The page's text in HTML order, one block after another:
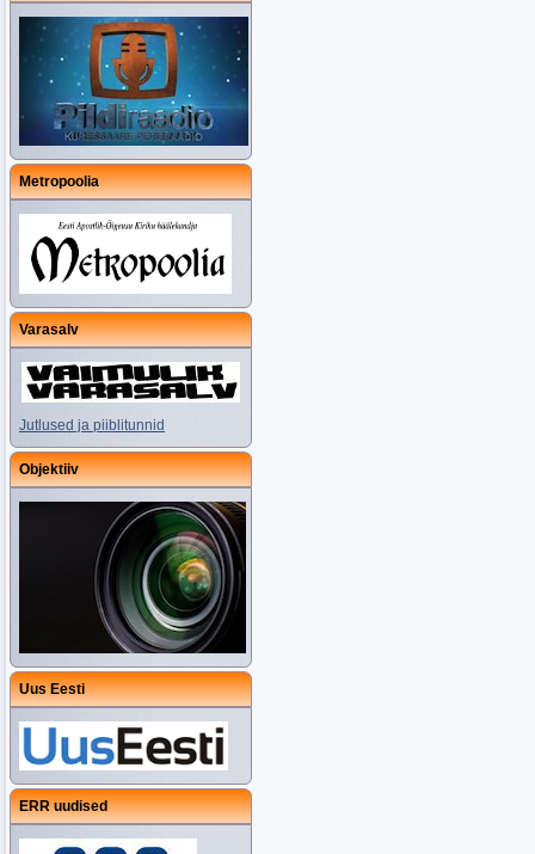
Metropoolia
Varasalv
Jutlused ja piiblitunnid
Objektiiv
Uus Eesti
ERR uudised